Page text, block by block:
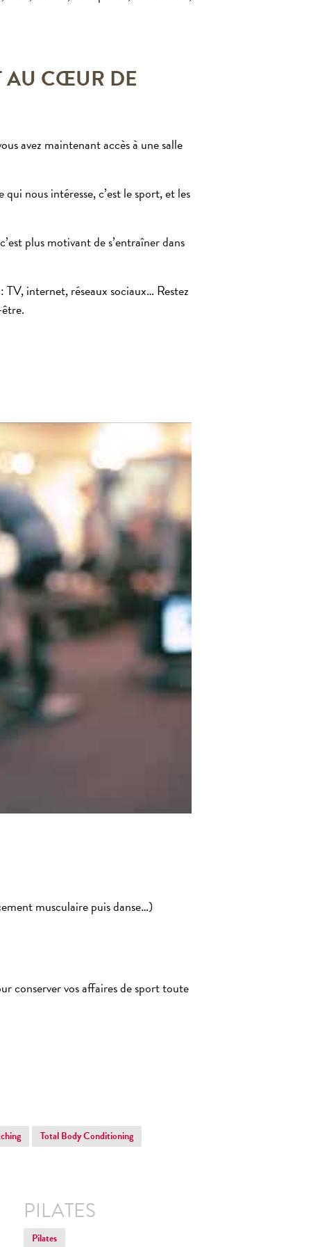
AU CŒUR DE
avez maintenant accès à une salle
qui nous intéresse, c’est le sport, et les
plus motivant de s’entraîner dans
internet, réseaux sociaux… Restez
musculaire puis danse…)
conserver vos affaires de sport toute
Total Body Conditioning
PILATES
Pilates